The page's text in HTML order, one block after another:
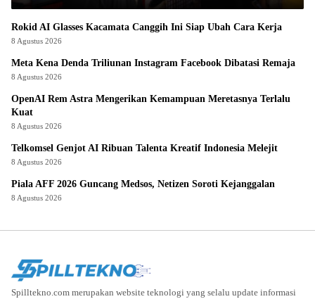
Rokid AI Glasses Kacamata Canggih Ini Siap Ubah Cara Kerja
8 Agustus 2026
Meta Kena Denda Triliunan Instagram Facebook Dibatasi Remaja
8 Agustus 2026
OpenAI Rem Astra Mengerikan Kemampuan Meretasnya Terlalu
Kuat
8 Agustus 2026
Telkomsel Genjot AI Ribuan Talenta Kreatif Indonesia Melejit
8 Agustus 2026
Piala AFF 2026 Guncang Medsos, Netizen Soroti Kejanggalan
8 Agustus 2026
Spilltekno.com merupakan website teknologi yang selalu update informasi